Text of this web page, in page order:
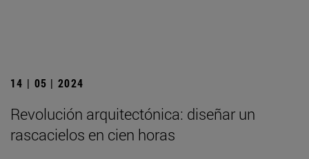
14 | 05 | 2024
Revolución arquitectónica: diseñar un
rascacielos en cien horas